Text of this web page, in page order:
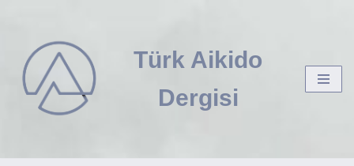
İçeriğe
geç
Türk Aikido
Dergisi